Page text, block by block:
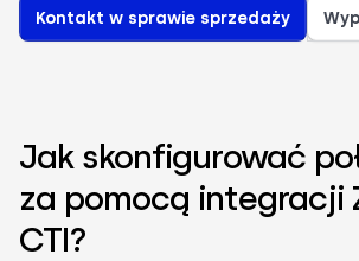
Kontakt w sprawie sprzedaży
Jak skonfigurować
za pomocą integracji
CTI?